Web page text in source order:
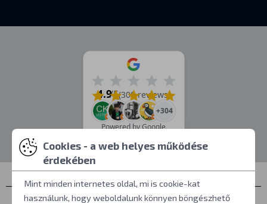
4.9/5(308 reviews)
+304
Powered by Google
Névjegyek
Cookies - a web helyes működése
érdekében
Mint minden internetes oldal, mi is cookie-kat
használunk, hogy weboldalunk könnyen böngészhető